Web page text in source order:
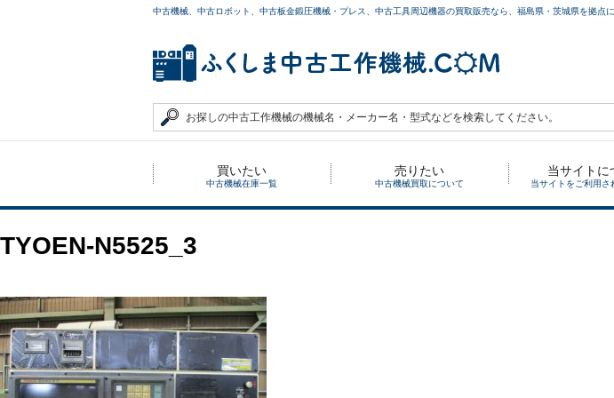
中古機械、中古ロボット、中古板金鍛圧機械・プレス、中古工具周辺機器の買取販売なら、福島県・茨城県を拠点
買いたい
中古機械在庫一覧
売りたい
中古機械買取について
当サイトに
当サイトをご利用さ
TYOEN-N5525_3